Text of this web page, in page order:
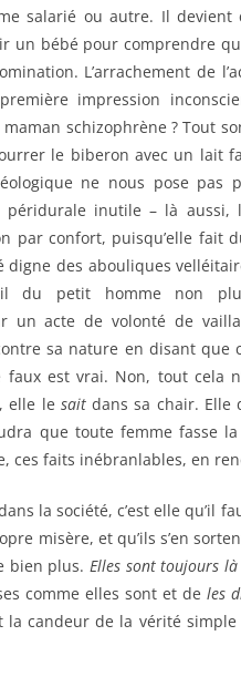
salarié ou autre. Il devient
un bébé pour comprendre
L’arrachement de
impression
schizophrène ? Tout
le biberon avec un lait
ne nous pose pas
péridurale inutile – là
par confort, puisqu’elle fait
des abouliques
du petit homme non
acte de volonté de
sa nature en disant que
est vrai. Non, tout cela
elle le saitdans sa chair. Elle
que toute femme fasse
ces faits inébranlables, en
la société, c’est elle qu’il
misère, et qu’ils s’en
bien plus. Elles sont toujours
comme elles sont et de les
candeur de la vérité